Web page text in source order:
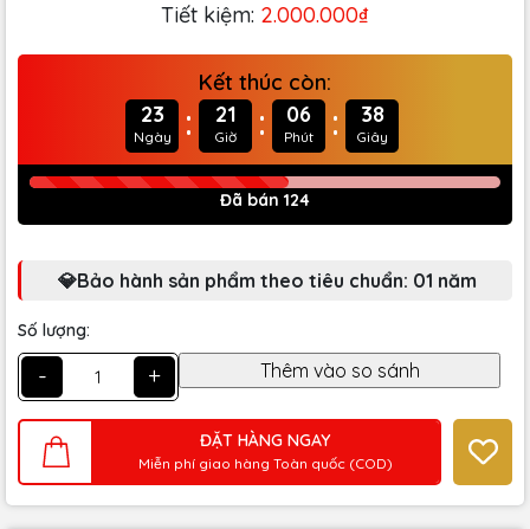
Tiết kiệm: 2.000.000₫
Kết thúc còn:
23
Ngày : 21
Giờ : 06
Phút : 37
Giây
Đã bán 124
💎Bảo hành sản phẩm theo tiêu chuẩn: 01 năm
Số lượng:
- +
ĐẶT HÀNG NGAY
Miễn phí giao hàng Toàn quốc (COD)